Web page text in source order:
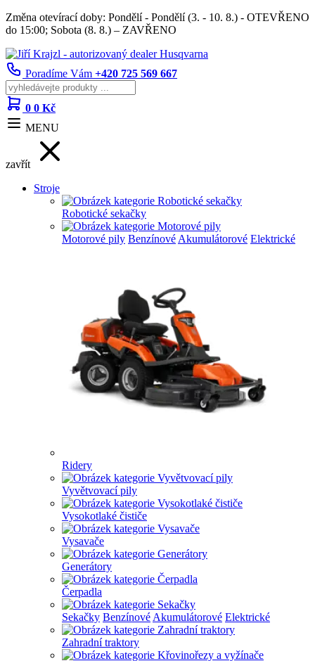
Změna otevírací doby: Pondělí - Pondělí (3. - 10. 8.) - OTEVŘENO
do 15:00; Sobota (8. 8.) – ZAVŘENO
Poradíme Vám +420 725 569 667
0 0 Kč
MENU
zavřít
Stroje
Robotické sekačky
Motorové pily Benzínové Akumulátorové Elektrické
Ridery
Vyvětvovací pily
Vysokotlaké čističe
Vysavače
Generátory
Čerpadla
Sekačky Benzínové Akumulátorové Elektrické
Zahradní traktory